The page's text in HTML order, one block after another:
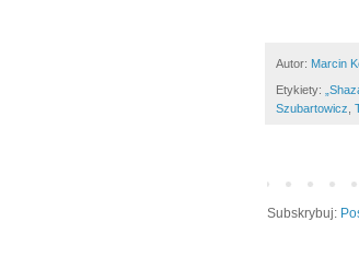
Autor: Marcin
Etykiety:
Szubartowicz
Subskrybuj: